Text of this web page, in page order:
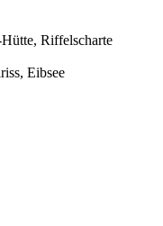
Riffelscharte
Eibsee